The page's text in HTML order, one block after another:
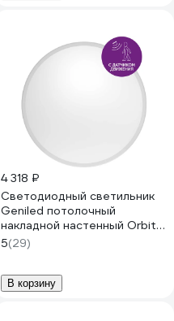
4 318 ₽
Cветодиодный светильник
Geniled потолочный
накладной настенный Orbita
c датчиком движения
круглый белый 08970_smart
5(29)
В корзину